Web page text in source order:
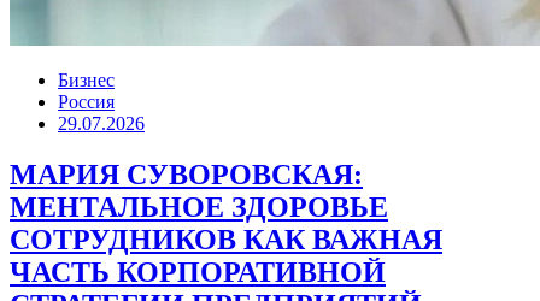
Бизнес
Россия
29.07.2026
МАРИЯ СУВОРОВСКАЯ:
МЕНТАЛЬНОЕ ЗДОРОВЬЕ
СОТРУДНИКОВ КАК ВАЖНАЯ
ЧАСТЬ КОРПОРАТИВНОЙ